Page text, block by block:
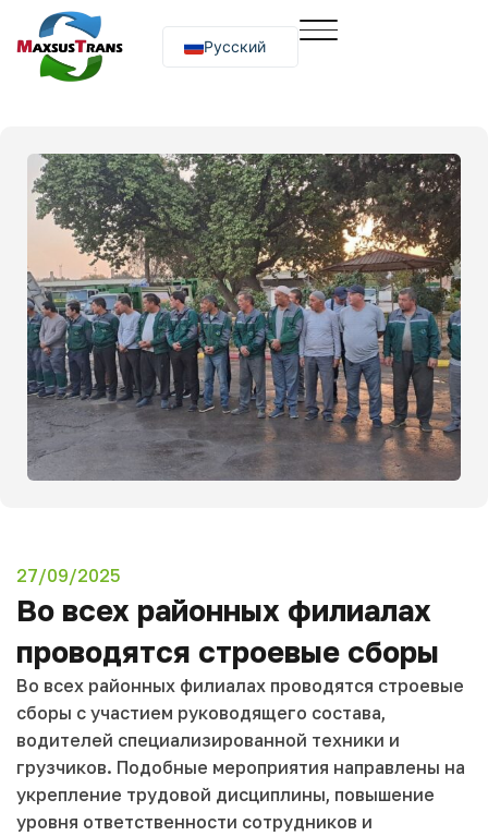
Русский
O‘zbekcha
27/09/2025
Во всех районных филиалах
проводятся строевые сборы
Во всех районных филиалах проводятся строевые
сборы с участием руководящего состава,
водителей специализированной техники и
грузчиков. Подобные мероприятия направлены на
укрепление трудовой дисциплины, повышение
уровня ответственности сотрудников и